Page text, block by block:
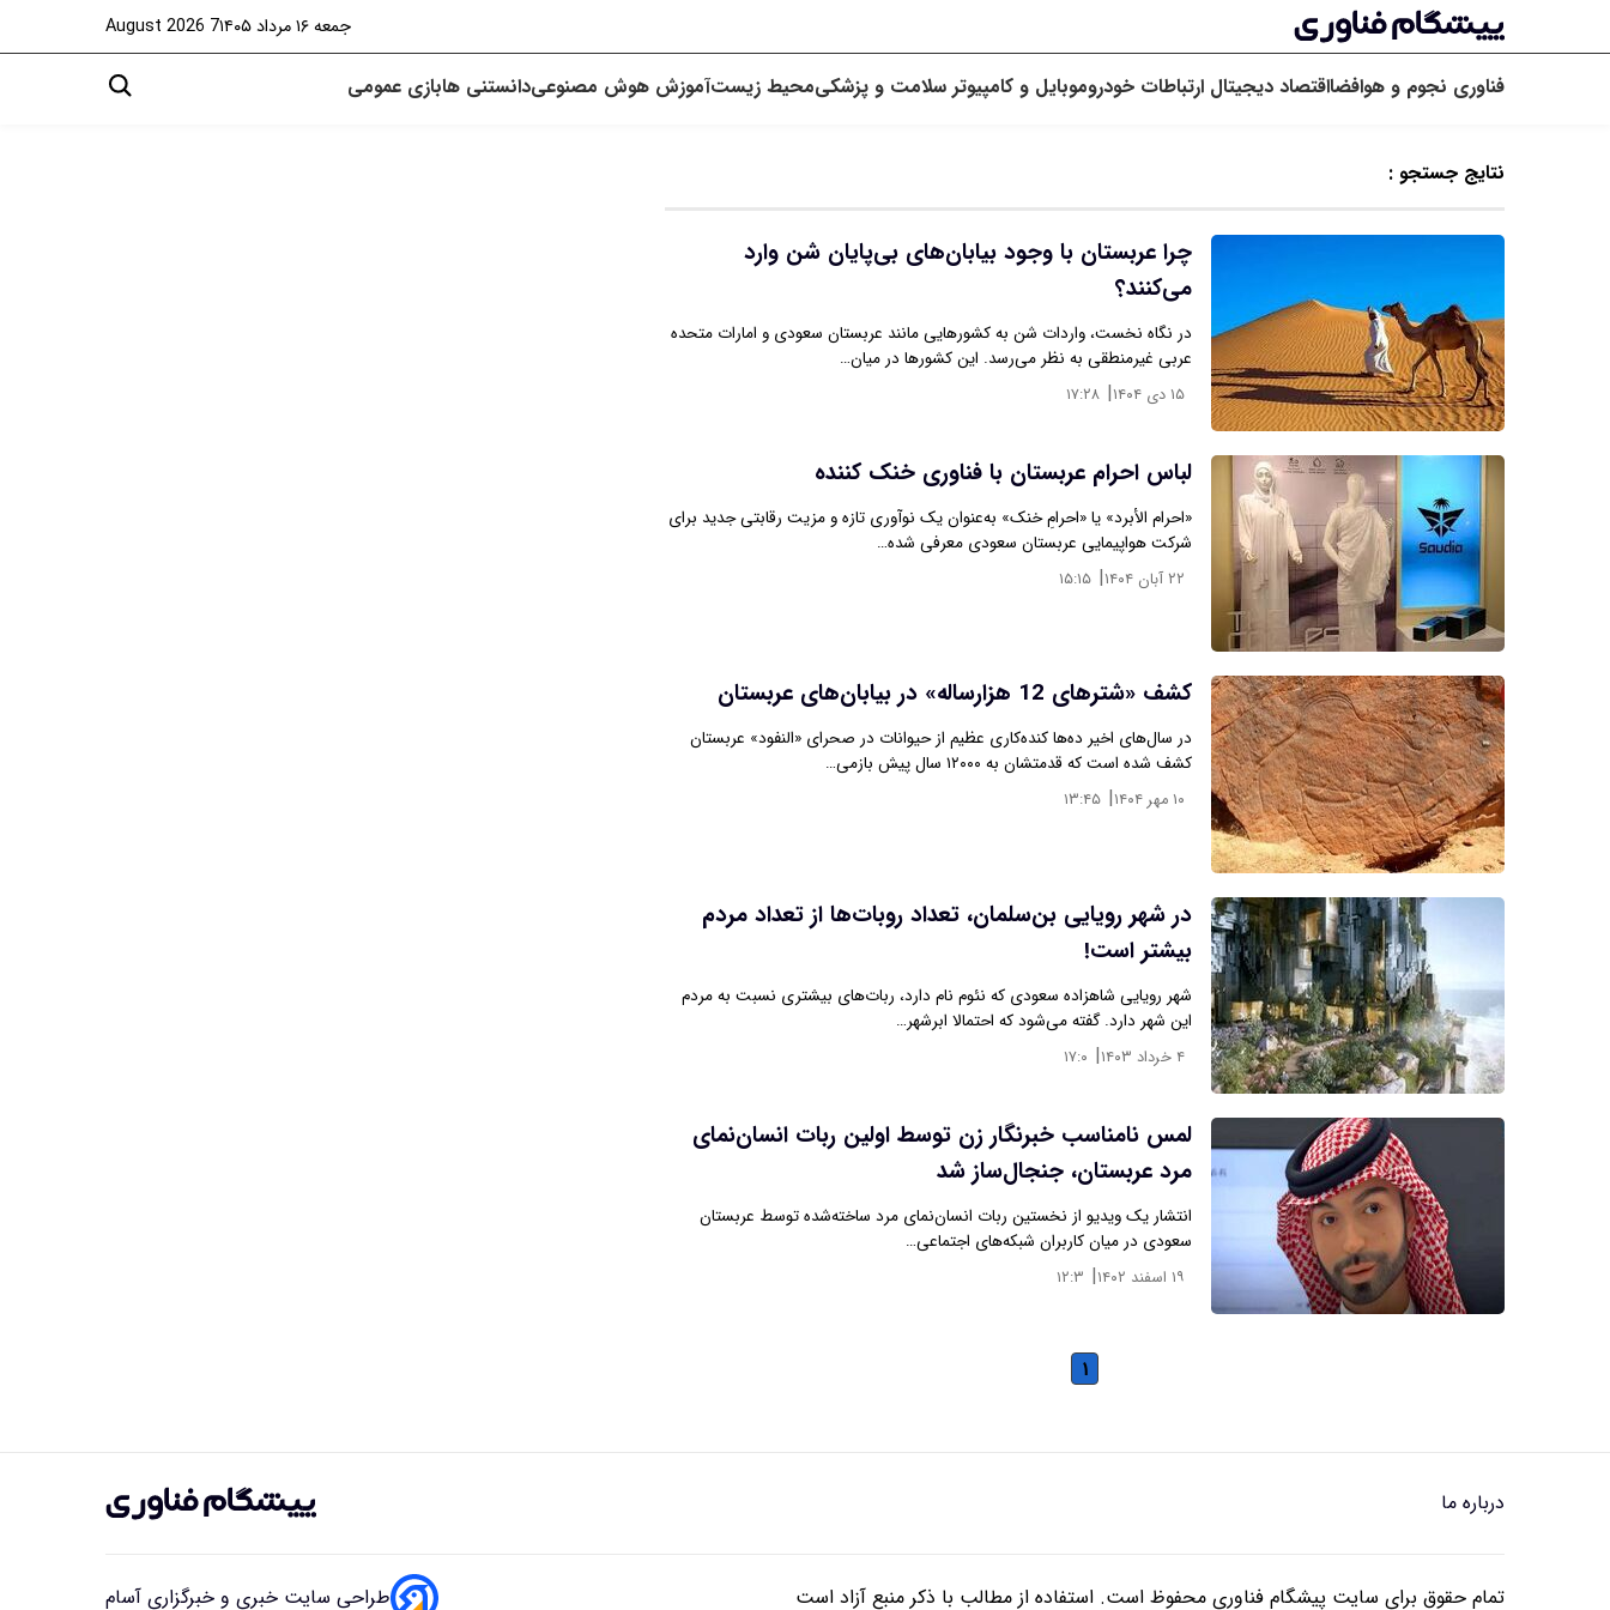
جمعه ۱۶ مرداد ۱۴۰۵ 7 August 2026
فناوری نجوم و هوافضااقتصاد دیجیتال ارتباطات خودروموبایل و کامپیوتر سلامت و پزشکیمحیط زیستآموزش هوش مصنوعیدانستنی هابازی عمومی
نتایج جستجو :
چرا عربستان با وجود بیابان‌های بی‌پایان شن وارد
می‌کنند؟
در نگاه نخست، واردات شن به کشورهایی مانند عربستان سعودی و امارات متحده
عربی غیرمنطقی به نظر می‌رسد. این کشورها در میان…
۱۵ دی ۱۴۰۴ | ۱۷:۲۸
لباس احرام عربستان با فناوری خنک کننده
«احرام الأبرد» یا «احرامِ خنک» به‌عنوان یک نوآوری تازه و مزیت رقابتی جدید برای
شرکت هواپیمایی عربستان سعودی معرفی شده…
۲۲ آبان ۱۴۰۴ | ۱۵:۱۵
کشف «شترهای 12 هزارساله» در بیابان‌های عربستان
در سال‌های اخیر ده‌ها کنده‌کاری عظیم از حیوانات در صحرای «النفود» عربستان
کشف شده است که قدمتشان به ۱۲۰۰۰ سال پیش بازمی…
۱۰ مهر ۱۴۰۴ | ۱۳:۴۵
در شهر رویایی بن‌سلمان، تعداد روبات‌ها از تعداد مردم
بیشتر است!
شهر رویایی شاهزاده سعودی که نئوم نام دارد، ربات‌های بیشتری نسبت به مردم
این شهر دارد. گفته می‌شود که احتمالا ابرشهر…
۴ خرداد ۱۴۰۳ | ۱۷:۰
لمس نامناسب خبرنگار زن توسط اولین ربات انسان‌نمای
مرد عربستان، جنجال‌ساز شد
انتشار یک ویدیو از نخستین ربات انسان‌نمای مرد ساخته‌شده توسط عربستان
سعودی در میان کاربران شبکه‌های اجتماعی…
۱۹ اسفند ۱۴۰۲ | ۱۲:۳
۱
درباره ما
تمام حقوق برای سایت پیشگام فناوری محفوظ است. استفاده از مطالب با ذکر منبع آزاد است طراحی سایت خبری و خبرگزاری آسام